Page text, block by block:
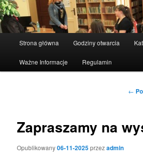
Strona główna Godziny otwarcia
Ważne Informacje Regulamin
←
Zapraszamy na
Opublikowany06-11-2025przezadmin